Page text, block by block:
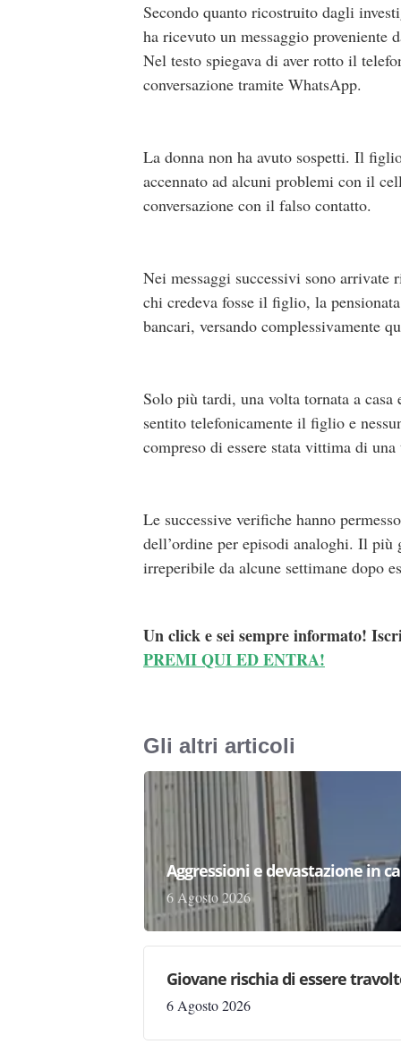
Secondo quanto ricostruito dagli
ha ricevuto un messaggio proveniente
Nel testo spiegava di aver rotto il
conversazione tramite WhatsApp.
La donna non ha avuto sospetti. Il
accennato ad alcuni problemi con il
conversazione con il falso contatto.
Nei messaggi successivi sono arrivate
chi credeva fosse il figlio, la
bancari, versando complessivamente
Solo più tardi, una volta tornata a casa
sentito telefonicamente il figlio e
compreso di essere stata vittima di
Le successive verifiche hanno
dell’ordine per episodi analoghi. Il più
irreperibile da alcune settimane dopo
Un click e sei sempre informato!
PREMI QUI ED ENTRA!
Gli altri articoli
Aggressioni e devastazione in
6 Agosto 2026
Giovane rischia di essere
6 Agosto 2026